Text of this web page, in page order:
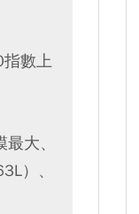
數上
大、
）、